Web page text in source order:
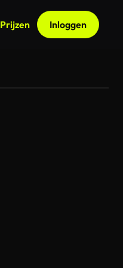
Prijzen Inloggen